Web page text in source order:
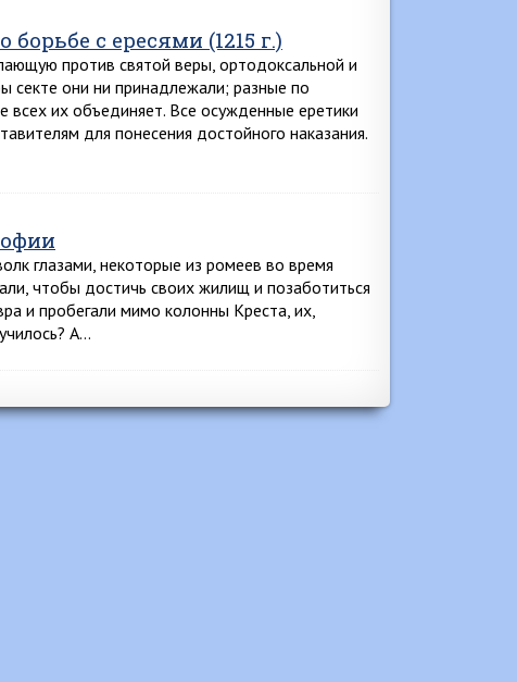
с ересями (1215 г.)
против святой веры, ортодоксальной и
секте они ни принадлежали; разные по
их объединяет. Все осужденные еретики
для понесения достойного наказания.
глазами, некоторые из ромеев во время
чтобы достичь своих жилищ и позаботиться
и пробегали мимо колонны Креста, их,
А…